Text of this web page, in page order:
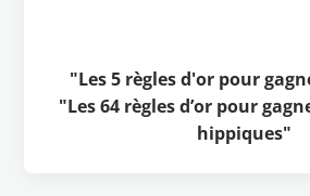
"Les 5 règles d'or pour
"Les 64 règles d’or pour
hippiques"